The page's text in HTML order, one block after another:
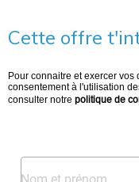
Cette offre
Pour connaitre et exercer vos
consentement à l'utilisation
consulter notre politique de